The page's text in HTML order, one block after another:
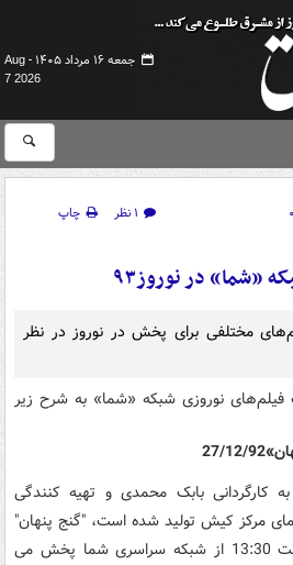
جمعه ۱۶ مرداد ۱۴۰۵ -
Aug
7 2026
۱ نظر
چاپ
«شما» در نوروز۹۳
مختلفی برای پخش در نوروز در نظر
نوروزی شبکه «شما» به شرح زیر
92
به کارگردانی بابک محمدی و تهیه کنندگی
مرکز کیش تولید شده است، "گنج پنهان"
سه شنبه 27 اسفند ماه ساعت 13:30 از شبکه سراسری شما پخش می